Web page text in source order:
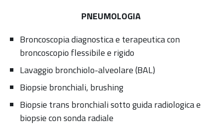
PNEUMOLOGIA
Broncoscopia diagnostica e terapeutica con
broncoscopio flessibile e rigido
Lavaggio bronchiolo-alveolare (BAL)
Biopsie bronchiali, brushing
Biopsie trans bronchiali sotto guida radiologica e
biopsie con sonda radiale